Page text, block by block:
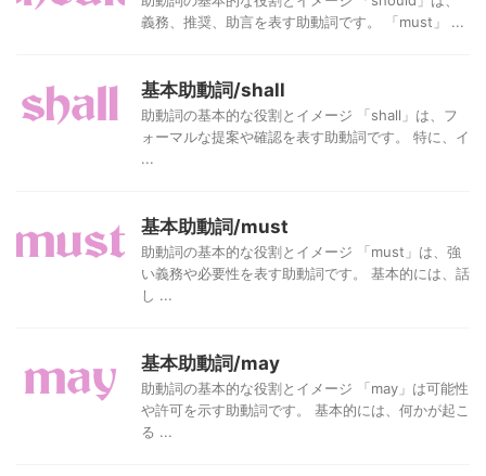
義務、推奨、助言を表す助動詞です。 「must」 ...
基本助動詞/shall
助動詞の基本的な役割とイメージ 「shall」は、フ
ォーマルな提案や確認を表す助動詞です。 特に、イ
...
基本助動詞/must
助動詞の基本的な役割とイメージ 「must」は、強
い義務や必要性を表す助動詞です。 基本的には、話
し ...
基本助動詞/may
助動詞の基本的な役割とイメージ 「may」は可能性
や許可を示す助動詞です。 基本的には、何かが起こ
る ...